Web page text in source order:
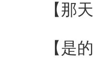
【那天
【是的